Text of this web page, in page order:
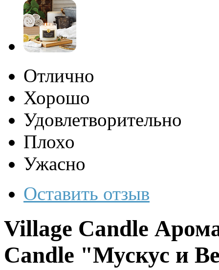
Отлично
Хорошо
Удовлетворительно
Плохо
Ужасно
Оставить отзыв
Village Candle
Candle "Мускус и